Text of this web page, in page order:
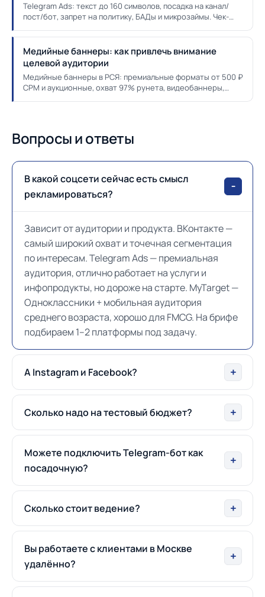
Telegram Ads: текст до 160 символов, посадка на канал/
пост/бот, запрет на политику, БАДы и микрозаймы. Чек-
Медийные баннеры: как привлечь внимание
целевой аудитории
Медийные баннеры в РСЯ: премиальные форматы от 500 ₽
CPM и аукционные, охват 97% рунета, видеобаннеры,
Вопросы и ответы
В какой соцсети сейчас есть смысл
рекламироваться?
Зависит от аудитории и продукта. ВКонтакте —
самый широкий охват и точечная сегментация
по интересам. Telegram Ads — премиальная
аудитория, отлично работает на услуги и
инфопродукты, но дороже на старте. MyTarget —
Одноклассники + мобильная аудитория
среднего возраста, хорошо для FMCG. На брифе
подбираем 1–2 платформы под задачу.
А Instagram и Facebook?
Сколько надо на тестовый бюджет?
Можете подключить Telegram-бот как
посадочную?
Сколько стоит ведение?
Вы работаете с клиентами в Москве
удалённо?